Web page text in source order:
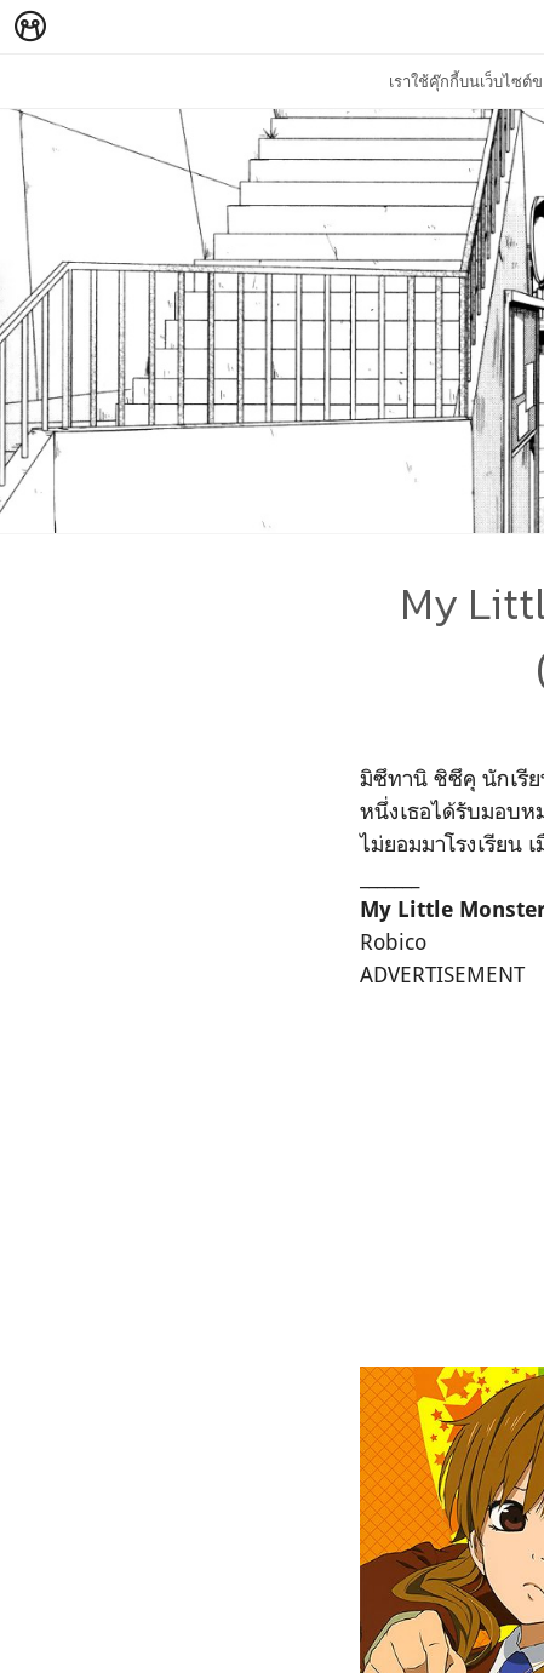
เราใช้คุ๊กกี้บนเว็บไซต์
My
มิซึทานิ ชิซึคุ นักเรีย
หนึ่งเธอได้รับมอบห
ไม่ยอมมาโรงเรียน
My Little
Robico
ADVERTISEMENT